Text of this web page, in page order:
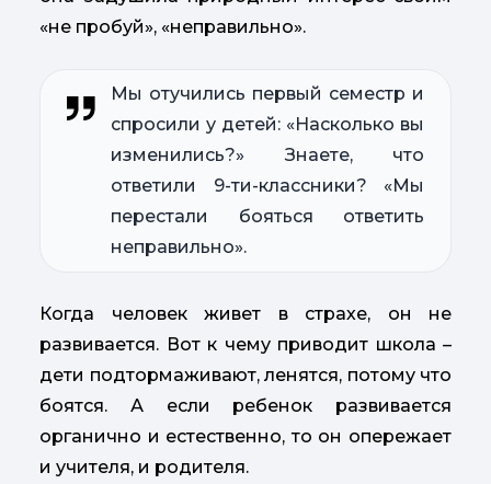
«не пробуй», «неправильно».
Мы отучились первый семестр и
спросили у детей: «Насколько вы
изменились?» Знаете, что
ответили 9-ти-классники? «Мы
перестали бояться ответить
неправильно».
Когда человек живет в страхе, он не
развивается. Вот к чему приводит школа –
дети подтормаживают, ленятся, потому что
боятся. А если ребенок развивается
органично и естественно, то он опережает
и учителя, и родителя.